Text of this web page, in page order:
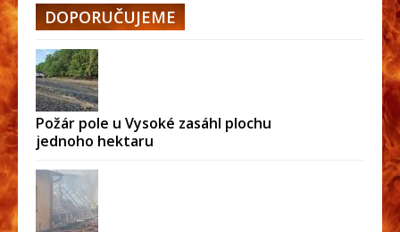
DOPORUČUJEME
Požár pole u Vysoké zasáhl plochu
jednoho hektaru